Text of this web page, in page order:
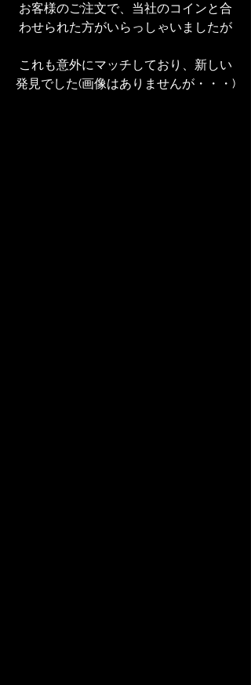
お客様のご注文で、当社のコインと合
わせられた方がいらっしゃいましたが
これも意外にマッチしており、新しい
発見でした(画像はありませんが・・・)